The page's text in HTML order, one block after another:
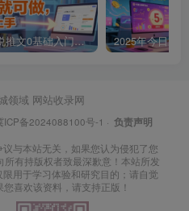
小说推文0基础入门教程，0粉就可做，快速上手
领域 网站收录网
ICP备2024088100号-1 · 负责声明
与本站无关，如果您认为侵犯了您
有持版权者致最深歉意！本站所发
用于学习体验和研究目的；请自觉
喜欢该资料，请支持正版！